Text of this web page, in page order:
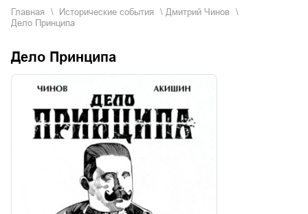
Главная исторические события
Дмитрий Чинов
Дело Принципа
Дело Принципа